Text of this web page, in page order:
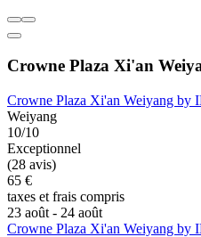
Crowne Plaza Xi'an
Crowne Plaza Xi'an Weiyang by
Weiyang
10/10
Exceptionnel
(28 avis)
65 €
taxes et frais compris
23 août - 24 août
Crowne Plaza Xi'an Weiyang by